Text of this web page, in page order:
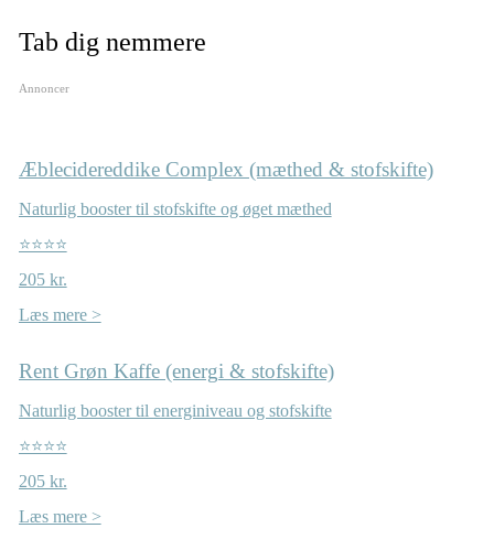
Tab dig nemmere
Annoncer
Æblecidereddike Complex (mæthed & stofskifte)
Naturlig booster til stofskifte og øget mæthed
⭐⭐⭐⭐
205 kr.
Læs mere >
Rent Grøn Kaffe (energi & stofskifte)
Naturlig booster til energiniveau og stofskifte
⭐⭐⭐⭐
205 kr.
Læs mere >